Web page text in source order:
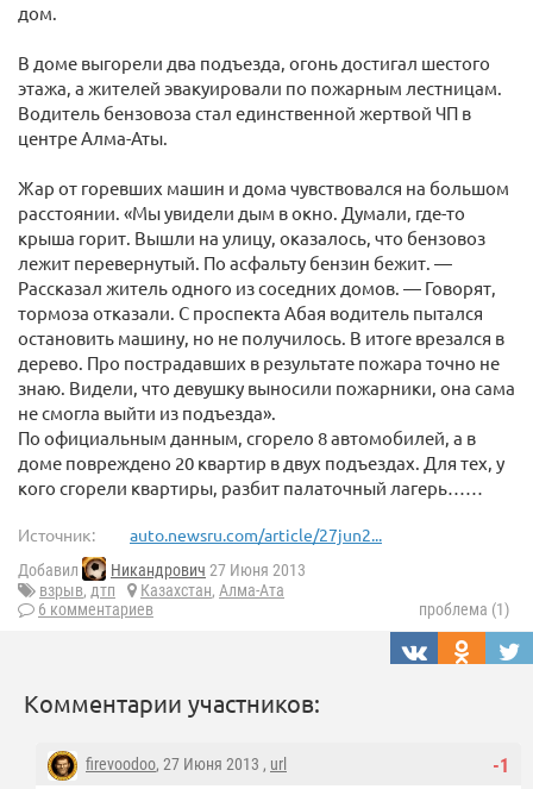
дом.
В доме выгорели два подъезда, огонь достигал шестого
этажа, а жителей эвакуировали по пожарным лестницам.
Водитель бензовоза стал единственной жертвой ЧП в
центре Алма-Аты.
Жар от горевших машин и дома чувствовался на большом
расстоянии. «Мы увидели дым в окно. Думали, где-то
крыша горит. Вышли на улицу, оказалось, что бензовоз
лежит перевернутый. По асфальту бензин бежит. —
Рассказал житель одного из соседних домов. — Говорят,
тормоза отказали. С проспекта Абая водитель пытался
остановить машину, но не получилось. В итоге врезался в
дерево. Про пострадавших в результате пожара точно не
знаю. Видели, что девушку выносили пожарники, она сама
не смогла выйти из подъезда».
По официальным данным, сгорело 8 автомобилей, а в
доме повреждено 20 квартир в двух подъездах. Для тех, у
кого сгорели квартиры, разбит палаточный лагерь……
Источник: auto.newsru.com/article/27jun2...
Добавил Никандрович 27 Июня 2013
взрыв, дтп Казахстан, Алма-Ата
6 комментариев
проблема (1)
Комментарии участников:
-1
firevoodoo, 27 Июня 2013 , url